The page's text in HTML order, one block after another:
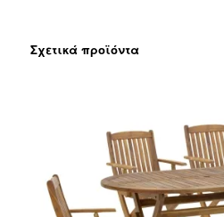
Σχετικά προϊόντα